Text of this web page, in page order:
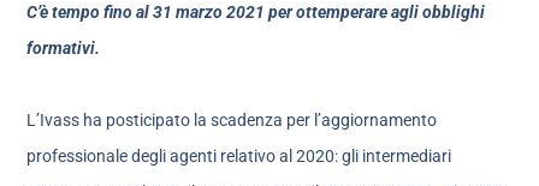
C’è tempo fino al 31 marzo 2021 per ottemperare agli obblighi
formativi.
L’Ivass ha posticipato la scadenza per l’aggiornamento
professionale degli agenti relativo al 2020: gli intermediari